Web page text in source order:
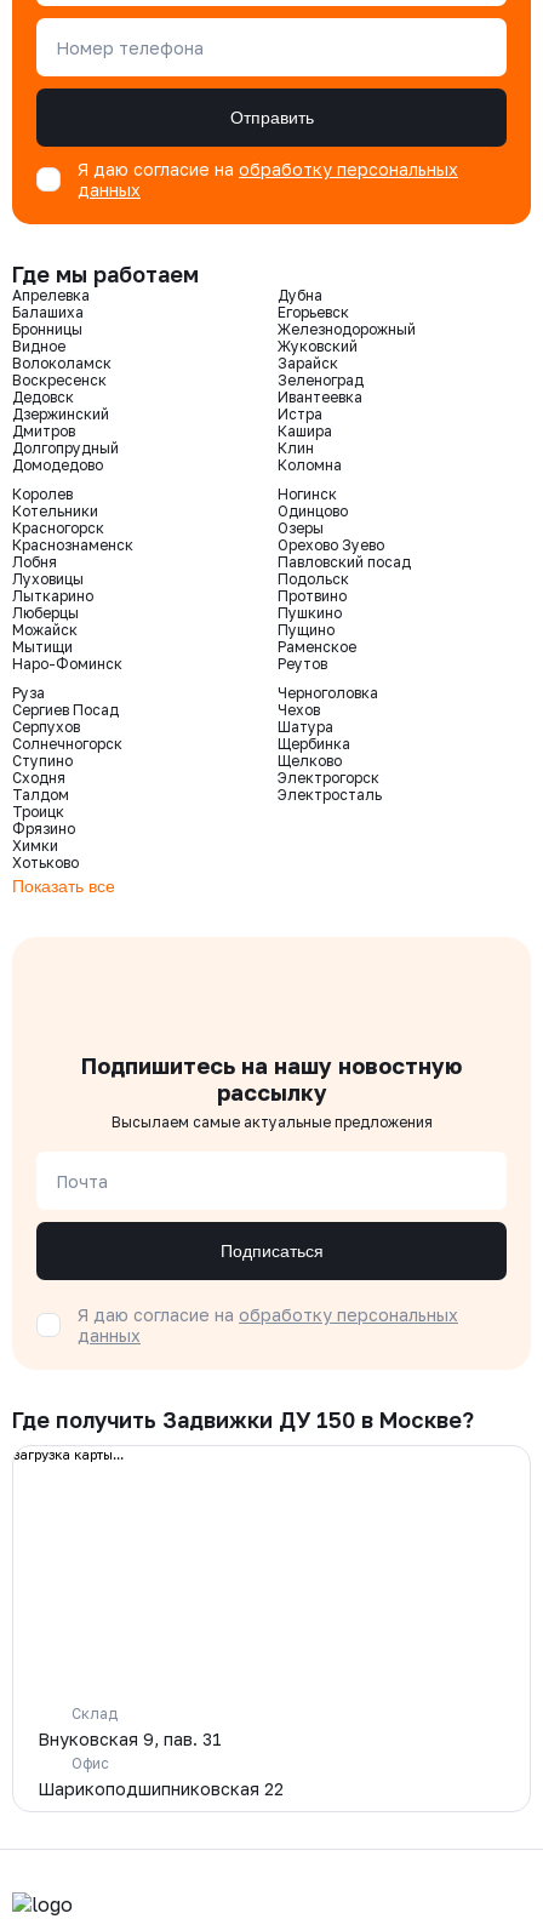
Номер телефона
Отправить
Я даю согласие на обработку персональных
данных
Где мы работаем
Апрелевка
Балашиха
Бронницы
Видное
Волоколамск
Воскресенск
Дедовск
Дзержинский
Дмитров
Долгопрудный
Домодедово
Дубна
Егорьевск
Железнодорожный
Жуковский
Зарайск
Зеленоград
Ивантеевка
Истра
Кашира
Клин
Коломна
Королев
Котельники
Красногорск
Краснознаменск
Лобня
Луховицы
Лыткарино
Люберцы
Можайск
Мытищи
Наро-Фоминск
Ногинск
Одинцово
Озеры
Орехово Зуево
Павловский посад
Подольск
Протвино
Пушкино
Пущино
Раменское
Реутов
Руза
Сергиев Посад
Серпухов
Солнечногорск
Ступино
Сходня
Талдом
Троицк
Фрязино
Химки
Хотьково
Черноголовка
Чехов
Шатура
Щербинка
Щелково
Электрогорск
Электросталь
Показать все
Подпишитесь на нашу новостную
рассылку
Высылаем самые актуальные предложения
Почта
Подписаться
Я даю согласие на обработку персональных
данных
Где получить Задвижки ДУ 150 в Москве?
загрузка карты...
Склад
Внуковская 9, пав. 31
Офис
Шарикоподшипниковская 22